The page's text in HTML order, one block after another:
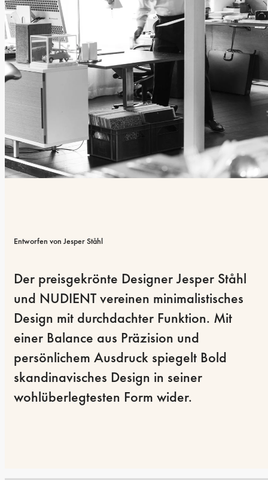
Entworfen von Jesper Ståhl
Der preisgekrönte Designer Jesper Ståhl
und NUDIENT vereinen minimalistisches
Design mit durchdachter Funktion. Mit
einer Balance aus Präzision und
persönlichem Ausdruck spiegelt Bold
skandinavisches Design in seiner
wohlüberlegtesten Form wider.